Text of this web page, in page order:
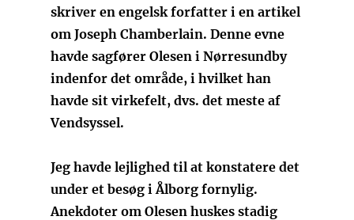
skriver en engelsk forfatter i en artikel
om Joseph Chamberlain. Denne evne
havde sagfører Olesen i Nørresundby
indenfor det område, i hvilket han
havde sit virkefelt, dvs. det meste af
Vendsyssel.
Jeg havde lejlighed til at konstatere det
under et besøg i Ålborg fornylig.
Anekdoter om Olesen huskes stadig